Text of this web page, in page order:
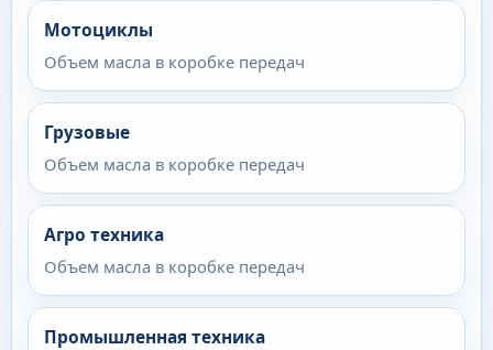
Мотоциклы
Объем масла в коробке передач
Грузовые
Объем масла в коробке передач
Агро техника
Объем масла в коробке передач
Промышленная техника